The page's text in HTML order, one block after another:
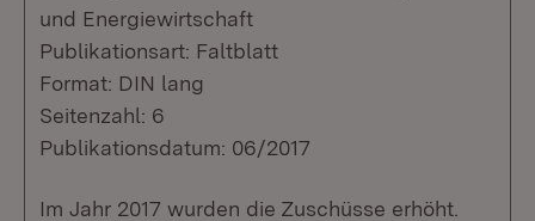
und Energiewirtschaft
Publikationsart: Faltblatt
Format: DIN lang
Seitenzahl: 6
Publikationsdatum: 06/2017
Im Jahr 2017 wurden die Zuschüsse erhöht.